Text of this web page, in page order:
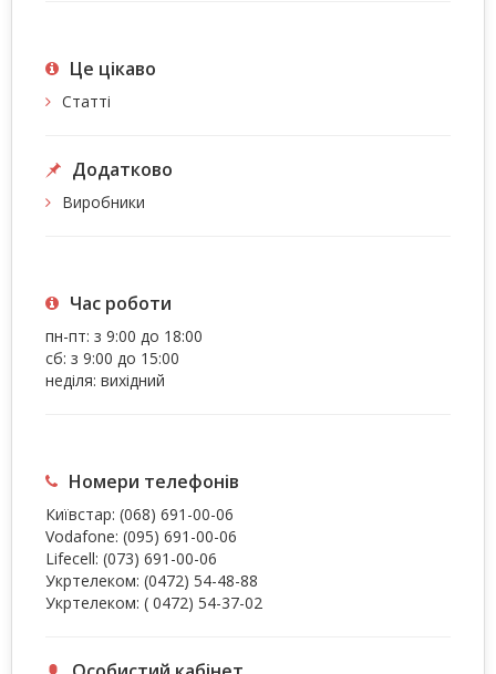
Це цiкаво
Статті
Додатково
Виробники
Час роботи
пн-пт: з 9:00 до 18:00
сб: з 9:00 до 15:00
неділя: вихідний
Номери телефонів
Київстар: (068) 691-00-06
Vodafone: (095) 691-00-06
Lifecell: (073) 691-00-06
Укртелеком: (0472) 54-48-88
Укртелеком: ( 0472) 54-37-02